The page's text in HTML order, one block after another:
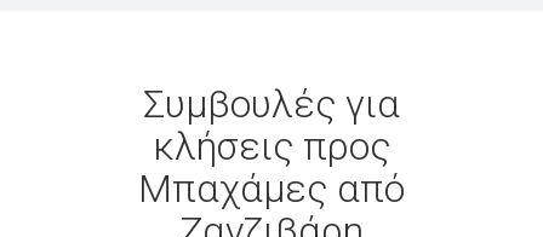
Συμβουλές για
κλήσεις προς
Μπαχάμες από